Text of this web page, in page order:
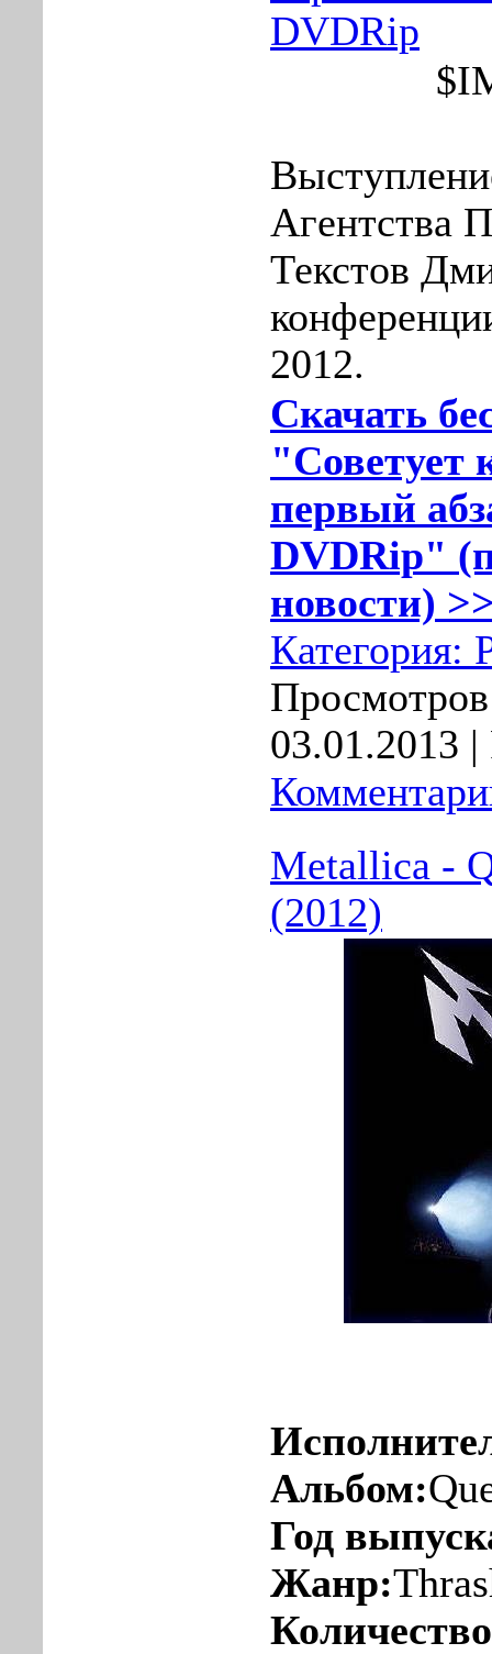
DVDRip
Агентства
Текстов
2012.
Скачать
"Советует
первый
DVDRip"
новости)
Категория:
03.01.2013 |
Metallica -
(2012)
Альбом:
Год
Жанр: